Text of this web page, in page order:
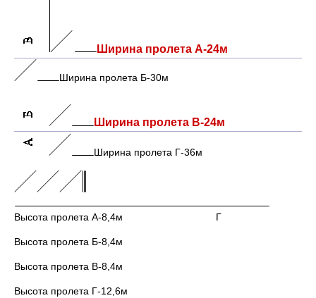
Ширина пролета А-24м
Ширина пролета Б-30м
Ширина пролета В-24м
Ширина пролета Г-36м
Высота пролета А-8,4м Г
Высота пролета Б-8,4м
Высота пролета В-8,4м
Высота пролета Г-12,6м